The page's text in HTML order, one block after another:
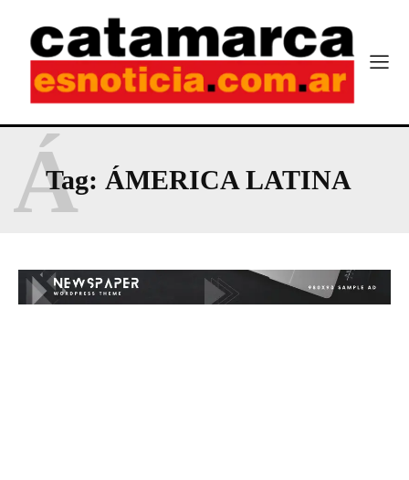
Tag: ÁMERICA LATINA
Á